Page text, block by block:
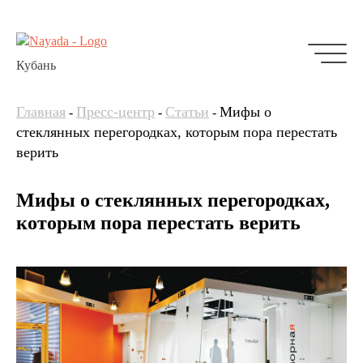
Кубань
Главная - Пресс-центр - Статьи - Мифы о
стеклянных перегородках, которым пора перестать
верить
Мифы о стеклянных перегородках,
которым пора перестать верить